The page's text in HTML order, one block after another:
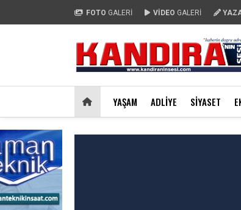
FOTO GALERİ VİDEO GALERİ
YAŞAM ADLIYE SIYASET